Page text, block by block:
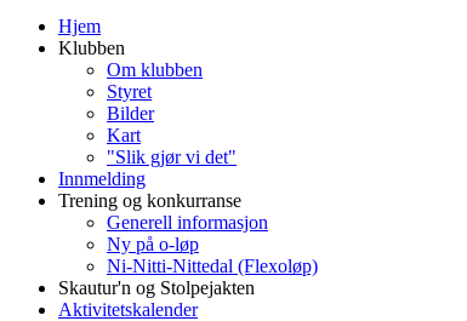
Hjem
Klubben
Om klubben
Styret
Bilder
Kart
"Slik gjør vi det"
Innmelding
Trening og konkurranse
Generell informasjon
Ny på o-løp
Ni-Nitti-Nittedal (Flexoløp)
Skautur'n og Stolpejakten
Aktivitetskalender